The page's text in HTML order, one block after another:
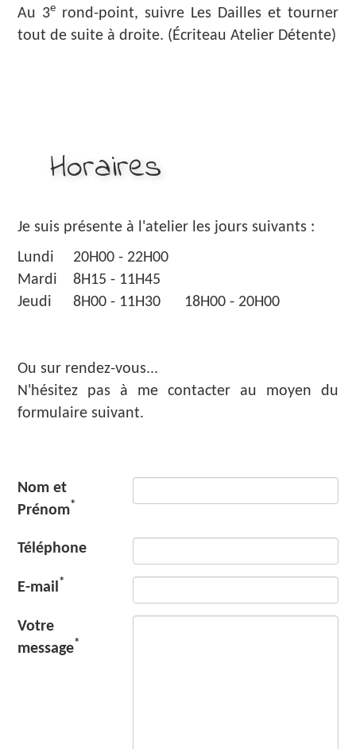
Au 3e rond-point, suivre Les Dailles et tourner
tout de suite à droite. (Écriteau Atelier Détente)
Horaires
Je suis présente à l'atelier les jours suivants :
Lundi
20H00 - 22H00
Mardi
8H15 - 11H45
Jeudi
8H00 - 11H30 18H00 - 20H00
Ou sur rendez-vous...
N'hésitez pas à me contacter au moyen du
formulaire suivant.
Nom et
Prénom*
Téléphone
E-mail *
Votre
message*